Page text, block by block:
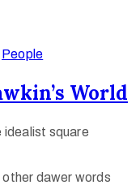
People
World
idealist square
dawer words